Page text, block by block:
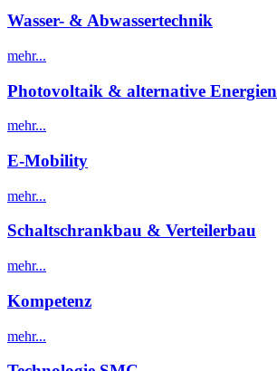
Wasser- & Abwassertechnik
mehr...
Photovoltaik & alternative Energien
mehr...
E-Mobility
mehr...
Schaltschrankbau & Verteilerbau
mehr...
Kompetenz
mehr...